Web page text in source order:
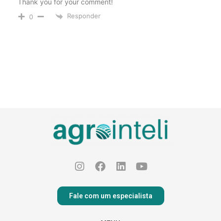
Thank you for your comment!
0 Responder
Fale com um especialista